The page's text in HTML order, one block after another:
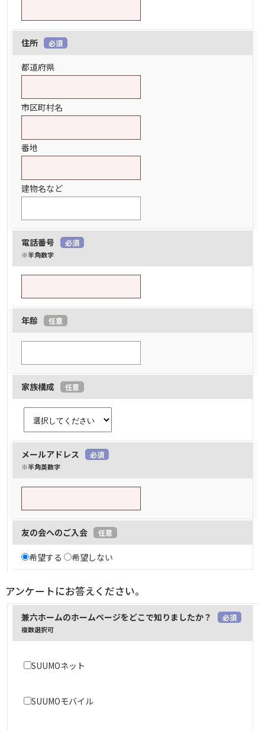
住所 必須
都道府県
市区町村名
番地
建物名など
電話番号 必須
※半角数字
年齢 任意
家族構成 任意
メールアドレス 必須
※半角英数字
友の会へのご入会 任意
希望する 希望しない
アンケートにお答えください。
兼六ホームのホームページをどこで知りましたか？ 必須
複数選択可
SUUMOネット
SUUMOモバイル